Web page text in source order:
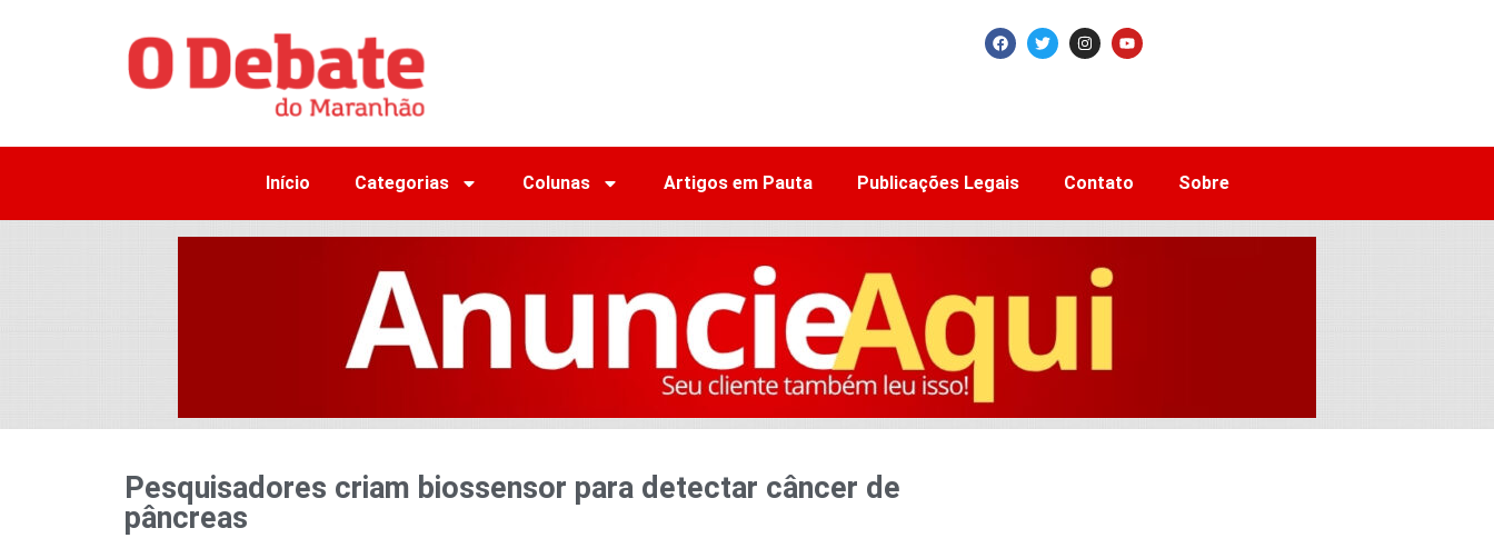
Início Categorias Colunas Artigos em Pauta Publicações Legais Contato Sobre
Pesquisadores criam biossensor para detectar câncer de
pâncreas